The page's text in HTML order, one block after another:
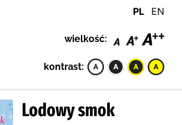
PL EN
wielkość:
kontrast:
Lodowy smok